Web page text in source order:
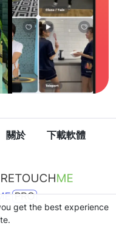
關於
下載軟體
get the best experience